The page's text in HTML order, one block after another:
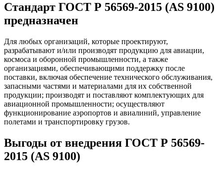
Cтандарт ГОСТ Р 56569-2015 (AS 9100)
предназначен
Для любых организаций, которые проектируют,
разрабатывают и/или производят продукцию для авиации,
космоса и оборонной промышленности, а также
организациями, обеспечивающими поддержку после
поставки, включая обеспечение технического обслуживания,
запасными частями и материалами для их собственной
продукции; производят и поставляют комплектующих для
авиационной промышленности; осуществляют
функционирование аэропортов и авиалиний, управление
полетами и транспортировку грузов.
Выгоды от внедрения ГОСТ Р 56569-
2015 (AS 9100)